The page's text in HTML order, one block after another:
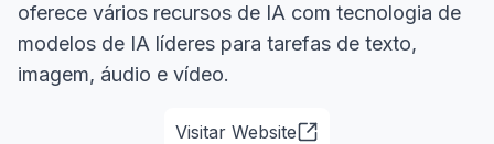
oferece vários recursos de IA com tecnologia de
modelos de IA líderes para tarefas de texto,
imagem, áudio e vídeo.
Visitar Website